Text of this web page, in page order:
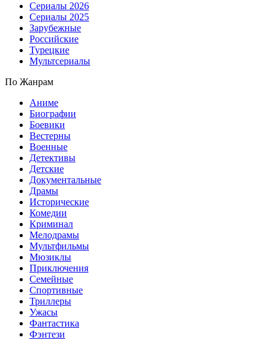
Сериалы 2026
Сериалы 2025
Зарубежные
Российские
Турецкие
Мультсериалы
По Жанрам
Аниме
Биографии
Боевики
Вестерны
Военные
Детективы
Детские
Документальные
Драмы
Исторические
Комедии
Криминал
Мелодрамы
Мультфильмы
Мюзиклы
Приключения
Семейные
Спортивные
Триллеры
Ужасы
Фантастика
Фэнтези